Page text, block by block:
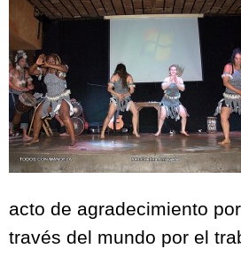
acto de agradecimiento
través del mundo por el